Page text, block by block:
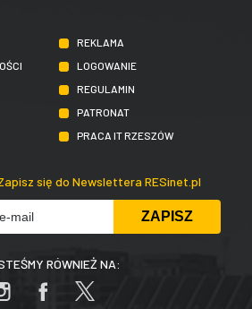
REKLAMA
LOGOWANIE
REGULAMIN
PATRONAT
PRACA IT RZESZÓW
się do Newslettera RESinet.pl
RÓWNIEŻ NA: